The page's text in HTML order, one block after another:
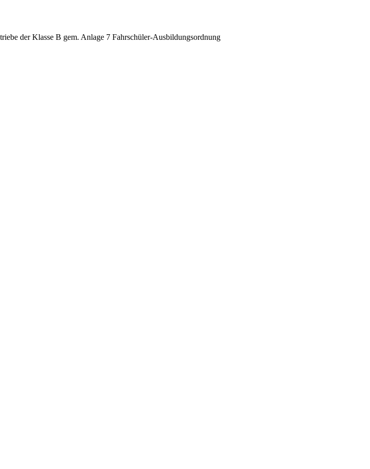
der Klasse B gem. Anlage 7 Fahrschüler-Ausbildungsordnung